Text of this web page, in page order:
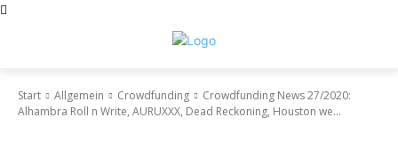
Start Allgemein Crowdfunding
Crowdfunding News 27/2020:
Alhambra Roll n Write, AURUXXX, Dead Reckoning, Houston we...